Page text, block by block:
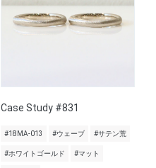
Case Study #831
#18MA-013 #ウェーブ #サテン荒
#ホワイトゴールド #マット